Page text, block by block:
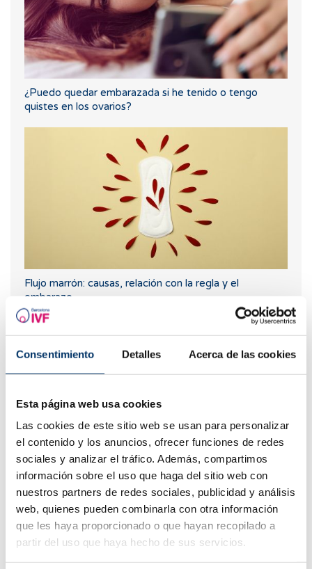
Consentimiento Detalles Acerca de las cookies
Esta página web usa cookies
Las cookies de este sitio web se usan para personalizar
el contenido y los anuncios, ofrecer funciones de redes
sociales y analizar el tráfico. Además, compartimos
información sobre el uso que haga del sitio web con
nuestros partners de redes sociales, publicidad y análisis
web, quienes pueden combinarla con otra información
que les haya proporcionado o que hayan recopilado a
partir del uso que haya hecho de sus servicios.
¿Puedo quedar embarazada si he tenido o tengo
quistes en los ovarios?
Flujo marrón: causas, relación con la regla y el
embarazo
Curva larga de glucosa o TTOG: todo lo que debes
saber sobre esta prueba en el embarazo